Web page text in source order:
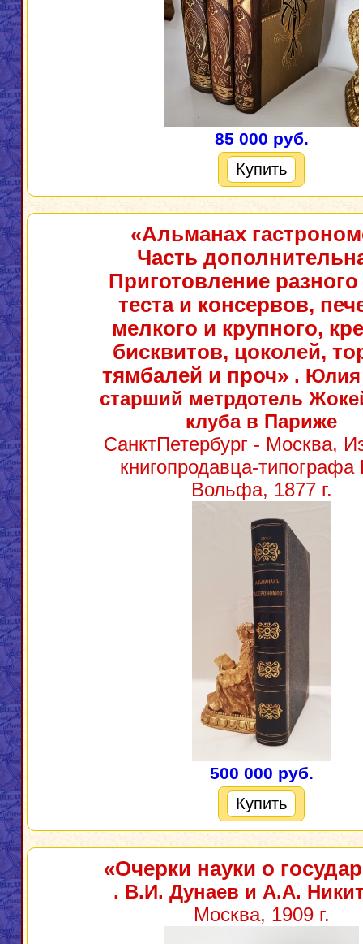
85 000 руб.
Купить
«Альманах
Часть
Приготовление
теста и консервов,
мелкого и крупного,
бисквитов, цоколей,
тямбалей и проч» . Юлия
старший метрдотель
клуба в Париже
СанктПетербург - Москва,
книгопродавца-
Вольфа, 1877 г.
500 000 руб.
Купить
«Очерки науки о
. В.И. Дунаев и А.А.
Москва, 1909 г.